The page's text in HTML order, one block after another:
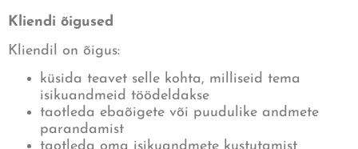
Kliendi õigused
Kliendil on õigus:
küsida teavet selle kohta, milliseid tema
isikuandmeid töödeldakse
taotleda ebaõigete või puudulike andmete
parandamist